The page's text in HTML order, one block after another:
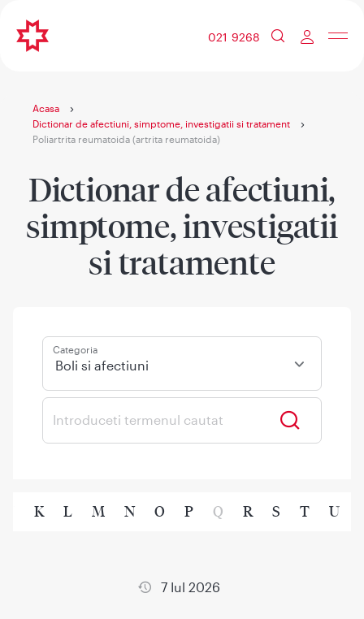
021 9268
Acasa
Dictionar de afectiuni, simptome, investigatii si tratament
Poliartrita reumatoida (artrita reumatoida)
Dictionar de afectiuni,
simptome, investigatii
si tratamente
Categoria
Boli si afectiuni
K L M N O P Q R S T U
7 Iul 2026